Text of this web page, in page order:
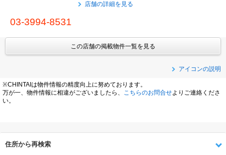
店舗の詳細を見る
03-3994-8531
この店舗の掲載物件一覧を見る
アイコンの説明
※CHINTAIは物件情報の精度向上に努めております。
万が一、物件情報に相違がございましたら、
こちらのお問合せよりご連絡くださ
い。
住所から再検索